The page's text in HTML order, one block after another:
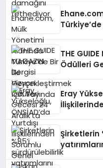
THE
Ödülleri
Eray
Şirketlerin